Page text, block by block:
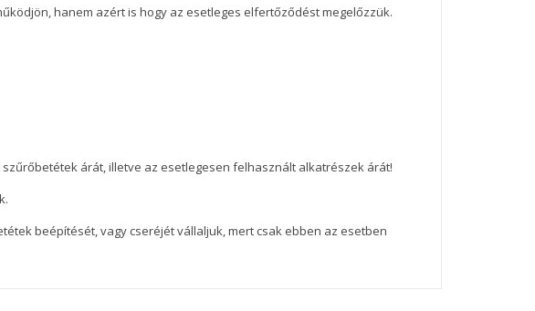
hanem azért is hogy az esetleges elfertőződést megelőzzük.
árát, illetve az esetlegesen felhasznált alkatrészek árát!
beépítését, vagy cseréjét vállaljuk, mert csak ebben az esetben